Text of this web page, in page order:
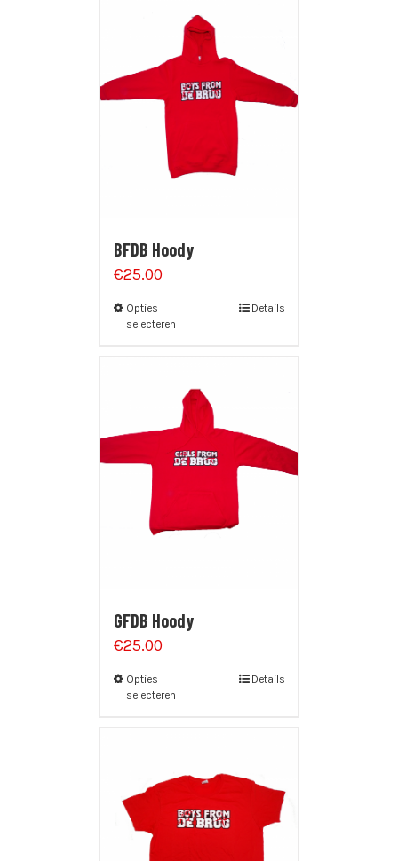
BFDB Hoody
€25.00
Opties
selecteren
Details
GFDB Hoody
€25.00
Opties
selecteren
Details